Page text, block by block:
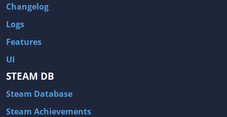
Changelog
Logs
Features
UI
STEAM DB
Steam Database
Steam Achievements